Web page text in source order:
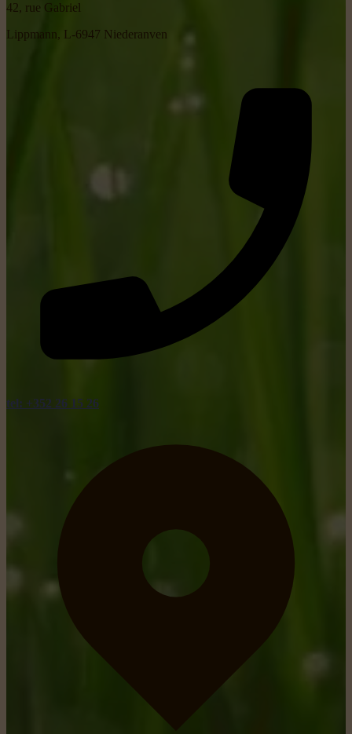
42, rue Gabriel
Lippmann, L-6947 Niederanven
tel: +352 26 15 26